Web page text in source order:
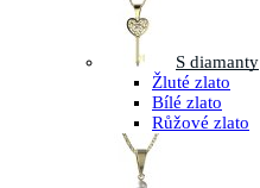
S diamanty
Žluté zlato
Bílé zlato
Růžové zlato